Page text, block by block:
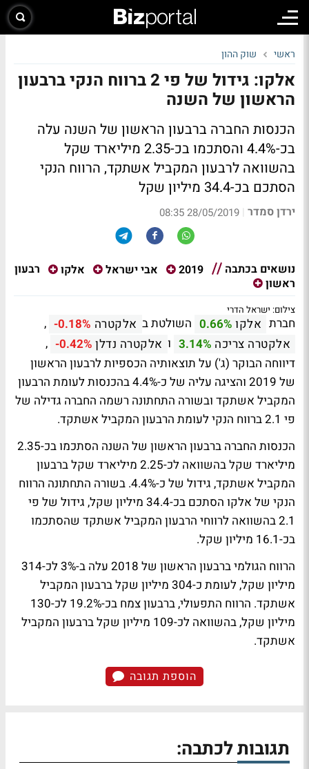
ראשי שוק ההון
אלקו: גידול של פי 2 ברווח הנקי ברבעון
הראשון של השנה
הכנסות החברה ברבעון הראשון של השנה עלה
בכ-4.4% והסתכמו בכ-2.35 מיליארד שקל
בהשוואה לרבעון המקביל אשתקד, הרווח הנקי
הסתכם בכ-34.4 מיליון שקל
ירדן סמדר |
28/05/2019 08:35
נושאים בכתבה 2019 אבי ישראל אלקו
רבעון
ראשון
צילום: ישראל הדרי
חברת אלקו 0.66% השולטת ב אלקטרה -0.18%
,
אלקטרה צריכה 3.14% ו אלקטרה נדלן -0.42%
,
דיווחה הבוקר (ג') על תוצאותיה הכספיות לרבעון הראשון
של 2019 והציגה עליה של כ-4.4% בהכנסות לעומת הרבעון
המקביל אשתקד ובשורה התחתונה רשמה החברה גדילה של
פי 2.1 ברווח הנקי לעומת הרבעון המקביל אשתקד.
הכנסות החברה ברבעון הראשון של השנה הסתכמו בכ-2.35
מיליארד שקל בהשוואה לכ-2.25 מיליארד שקל ברבעון
המקביל אשתקד, גידול של כ-4.4%. בשורה התחתונה הרווח
הנקי של אלקו הסתכם בכ-34.4 מיליון שקל, גידול של פי
2.1 בהשוואה לרווחי הרבעון המקביל אשתקד שהסתכמו
בכ-16.1 מיליון שקל.
הרווח הגולמי ברבעון הראשון של 2018 עלה ב-3% לכ-314
מיליון שקל, לעומת כ-304 מיליון שקל ברבעון המקביל
אשתקד. הרווח התפעולי, ברבעון צמח בכ-19.2% לכ-130
מיליון שקל, בהשוואה לכ-109 מיליון שקל ברבעון המקביל
אשתקד.
הוספת תגובה
תגובות לכתבה: